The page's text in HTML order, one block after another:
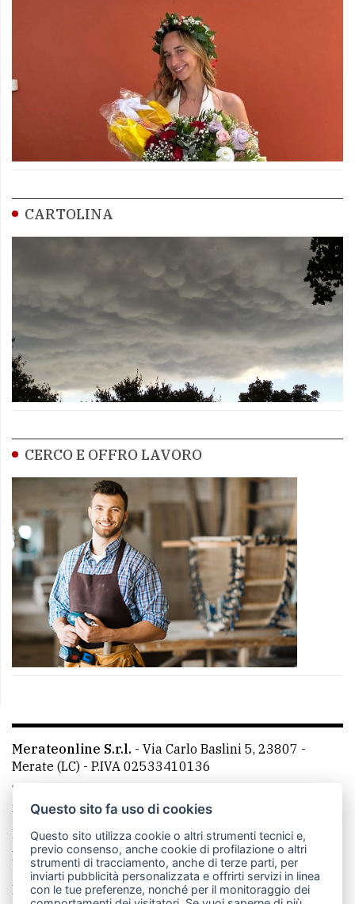
CARTOLINA
CERCO E OFFRO LAVORO
Merateonline S.r.l. - Via Carlo Baslini 5, 23807 -
Merate (LC) - P.IVA 02533410136
Telefono:
mail: redazione@merateonline.it
La redazione
CasateOnline LeccoOnline
RSS
Made by VIP
Privacy policy
Cookie policy
Questo sito fa uso di cookies
Questo sito utilizza cookie o altri strumenti tecnici e,
previo consenso, anche cookie di profilazione o altri
strumenti di tracciamento, anche di terze parti, per
inviarti pubblicità personalizzata e offrirti servizi in linea
con le tue preferenze, nonché per il monitoraggio dei